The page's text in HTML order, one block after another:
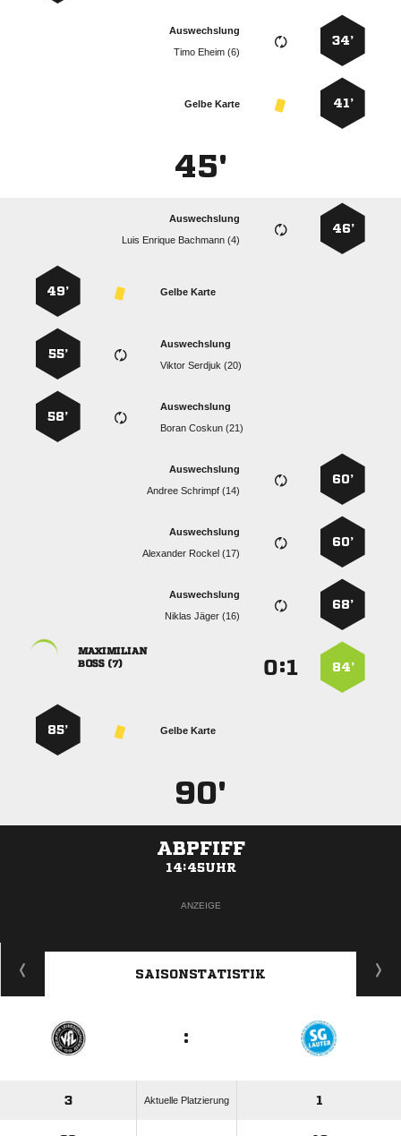
34’
Auswechslung
  
41’
Gelbe Karte
45'
46’
Auswechslung
   
Gelbe Karte
49’
Auswechslung
  
55’
Auswechslung
  
58’
60’
Auswechslung
  
60’
Auswechslung
  
68’
Auswechslung
  
84’
:

 
Gelbe Karte
85’
90'
ABPFIFF
14:45UHR
ANZEIGE
SAISONSTATISTIK
:
3 Aktuelle Platzierung 1